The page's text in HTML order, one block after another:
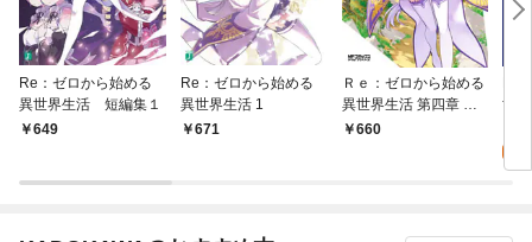
Re：ゼロから始める
異世界生活 短編集１
649
Re：ゼロから始める
異世界生活 1
671
Ｒｅ：ゼロから始める
異世界生活 第四章 聖
域と強欲の魔女 1
660
世
版